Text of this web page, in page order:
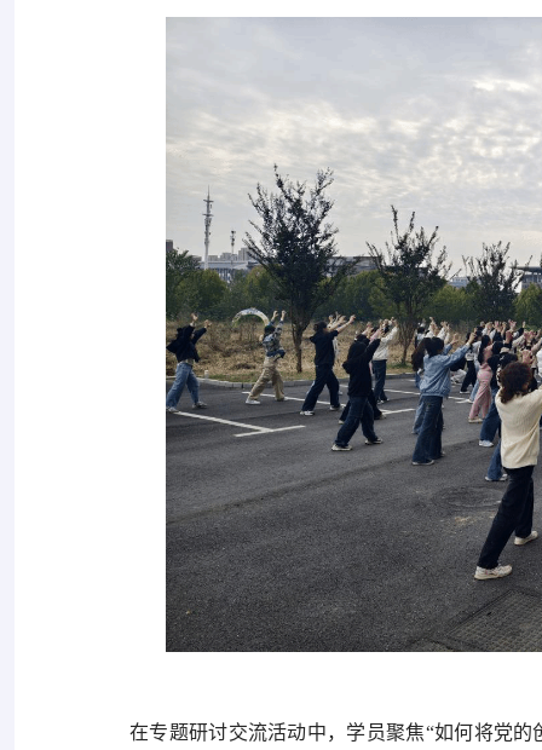
在专题研讨交流活动中，学员聚焦“如何将党